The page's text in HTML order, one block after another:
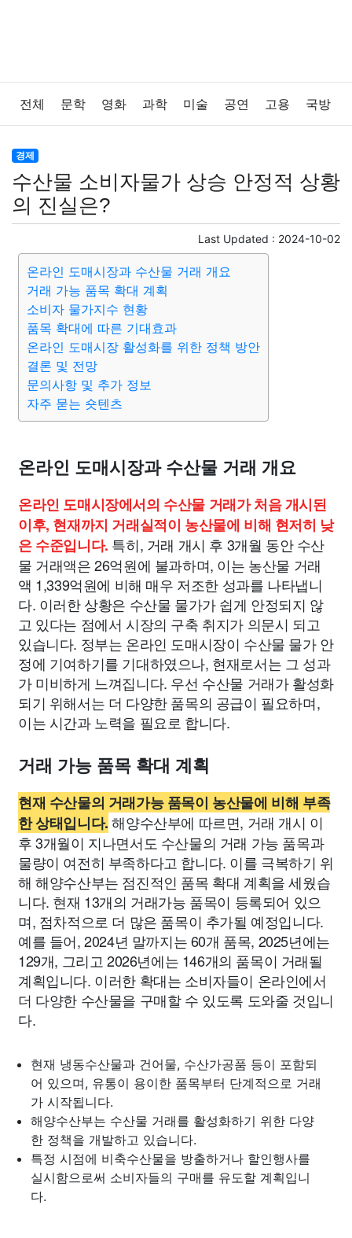
전체 문학 영화 과학 미술 공연 고용 국방
법률
보건 질병 가요 방송 일상 주식 암호화폐
반려동물 패션 미용
증권 인테리어 요리 상품리뷰
게임 스포츠 사진 대출
맛집 IT 컴퓨터
의료 의학 경제
경제
수산물 소비자물가 상승 안정적 상황
의 진실은?
Last Updated : 2024-10-02
온라인 도매시장과 수산물 거래 개요
거래 가능 품목 확대 계획
소비자 물가지수 현황
품목 확대에 따른 기대효과
온라인 도매시장 활성화를 위한 정책 방안
결론 및 전망
문의사항 및 추가 정보
자주 묻는 숏텐츠
온라인 도매시장과 수산물 거래 개요
온라인 도매시장에서의 수산물 거래가 처음 개시된
이후, 현재까지 거래실적이 농산물에 비해 현저히 낮
은 수준입니다. 특히, 거래 개시 후 3개월 동안 수산
물 거래액은 26억원에 불과하며, 이는 농산물 거래
액 1,339억원에 비해 매우 저조한 성과를 나타냅니
다. 이러한 상황은 수산물 물가가 쉽게 안정되지 않
고 있다는 점에서 시장의 구축 취지가 의문시 되고
있습니다. 정부는 온라인 도매시장이 수산물 물가 안
정에 기여하기를 기대하였으나, 현재로서는 그 성과
가 미비하게 느껴집니다. 우선 수산물 거래가 활성화
되기 위해서는 더 다양한 품목의 공급이 필요하며,
이는 시간과 노력을 필요로 합니다.
거래 가능 품목 확대 계획
현재 수산물의 거래가능 품목이 농산물에 비해 부족
한 상태입니다.해양수산부에 따르면, 거래 개시 이
후 3개월이 지나면서도 수산물의 거래 가능 품목과
물량이 여전히 부족하다고 합니다. 이를 극복하기 위
해 해양수산부는 점진적인 품목 확대 계획을 세웠습
니다. 현재 13개의 거래가능 품목이 등록되어 있으
며, 점차적으로 더 많은 품목이 추가될 예정입니다.
예를 들어, 2024년 말까지는 60개 품목, 2025년에는
129개, 그리고 2026년에는 146개의 품목이 거래될
계획입니다. 이러한 확대는 소비자들이 온라인에서
더 다양한 수산물을 구매할 수 있도록 도와줄 것입니
다.
현재 냉동수산물과 건어물, 수산가공품 등이 포함되
어 있으며, 유통이 용이한 품목부터 단계적으로 거래
가 시작됩니다.
해양수산부는 수산물 거래를 활성화하기 위한 다양
한 정책을 개발하고 있습니다.
특정 시점에 비축수산물을 방출하거나 할인행사를
실시함으로써 소비자들의 구매를 유도할 계획입니
다.